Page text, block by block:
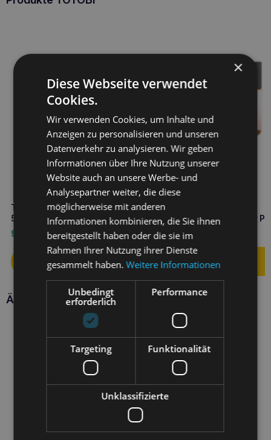
TOTOBI Natürliche Zahnpasta
50ml
9,50
TOTOBI Natürliche
Regenerationsbutter für
und Nase 50ml
9,50€
Ähnliche Produkte
×
Diese Webseite verwendet
Cookies.
Wir verwenden Cookies, um Inhalte und
Anzeigen zu personalisieren und unseren
Datenverkehr zu analysieren. Wir geben
Informationen über Ihre Nutzung unserer
Website auch an unsere Werbe- und
Analysepartner weiter, die diese
möglicherweise mit anderen
Informationen kombinieren, die Sie ihnen
bereitgestellt haben oder die sie im
Rahmen Ihrer Nutzung ihrer Dienste
gesammelt haben.Weitere Informationen
Unbedingt
erforderlich
Performance
Targeting Funktionalität
Unklassifizierte